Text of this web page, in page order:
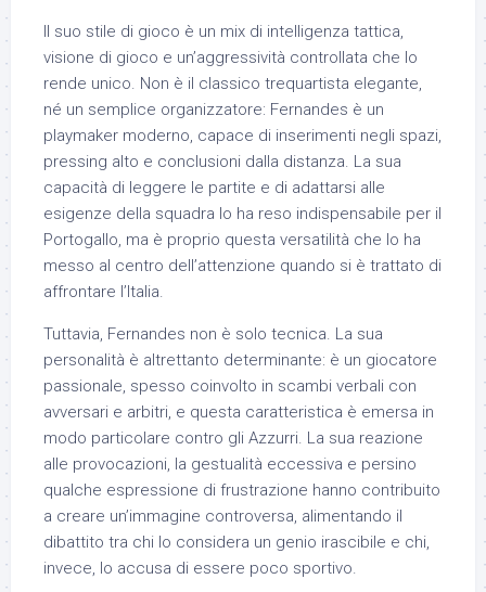
Il suo stile di gioco è un mix di intelligenza tattica,
visione di gioco e un’aggressività controllata che lo
rende unico. Non è il classico trequartista elegante,
né un semplice organizzatore: Fernandes è un
playmaker moderno, capace di inserimenti negli spazi,
pressing alto e conclusioni dalla distanza. La sua
capacità di leggere le partite e di adattarsi alle
esigenze della squadra lo ha reso indispensabile per il
Portogallo, ma è proprio questa versatilità che lo ha
messo al centro dell’attenzione quando si è trattato di
affrontare l’Italia.
Tuttavia, Fernandes non è solo tecnica. La sua
personalità è altrettanto determinante: è un giocatore
passionale, spesso coinvolto in scambi verbali con
avversari e arbitri, e questa caratteristica è emersa in
modo particolare contro gli Azzurri. La sua reazione
alle provocazioni, la gestualità eccessiva e persino
qualche espressione di frustrazione hanno contribuito
a creare un’immagine controversa, alimentando il
dibattito tra chi lo considera un genio irascibile e chi,
invece, lo accusa di essere poco sportivo.